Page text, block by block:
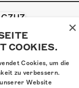
GZUZ
2026
×
COOKIES.
Cookies, um die
zu verbessern.
Website